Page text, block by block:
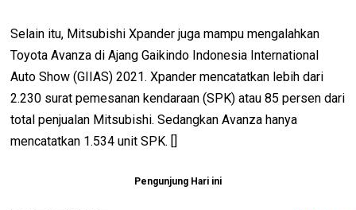
Selain itu, Mitsubishi Xpander juga mampu mengalahkan
Toyota Avanza di Ajang Gaikindo Indonesia International
Auto Show (GIIAS) 2021. Xpander mencatatkan lebih dari
2.230 surat pemesanan kendaraan (SPK) atau 85 persen dari
total penjualan Mitsubishi. Sedangkan Avanza hanya
mencatatkan 1.534 unit SPK. []
Pengunjung Hari ini